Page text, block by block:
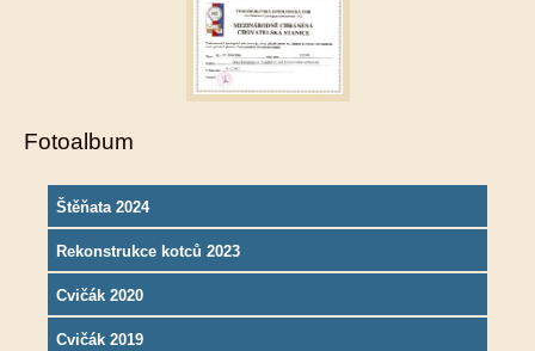
Fotoalbum
Štěňata 2024
Rekonstrukce kotců 2023
Cvičák 2020
Cvičák 2019